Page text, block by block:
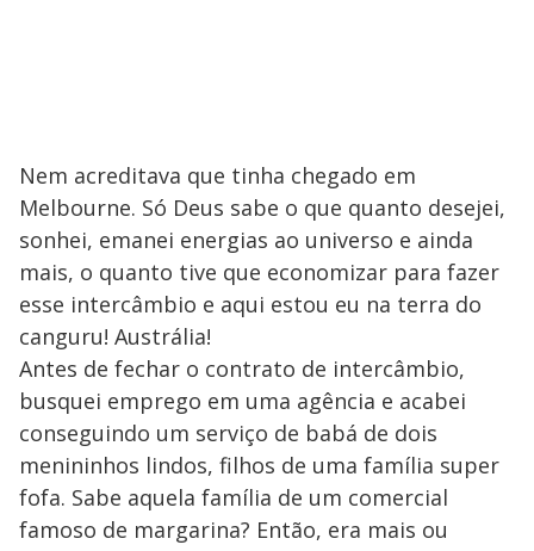
Nem acreditava que tinha chegado em
Melbourne. Só Deus sabe o que quanto desejei,
sonhei, emanei energias ao universo e ainda
mais, o quanto tive que economizar para fazer
esse intercâmbio e aqui estou eu na terra do
canguru! Austrália!
Antes de fechar o contrato de intercâmbio,
busquei emprego em uma agência e acabei
conseguindo um serviço de babá de dois
menininhos lindos, filhos de uma família super
fofa. Sabe aquela família de um comercial
famoso de margarina? Então, era mais ou